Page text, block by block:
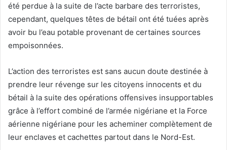
été perdue à la suite de l’acte barbare des terroristes,
cependant, quelques têtes de bétail ont été tuées après
avoir bu l’eau potable provenant de certaines sources
empoisonnées.
L’action des terroristes est sans aucun doute destinée à
prendre leur révenge sur les citoyens innocents et du
bétail à la suite des opérations offensives insupportables
grâce à l’effort combiné de l’armée nigériane et la Force
aérienne nigériane pour les acheminer complètement de
leur enclaves et cachettes partout dans le Nord-Est.